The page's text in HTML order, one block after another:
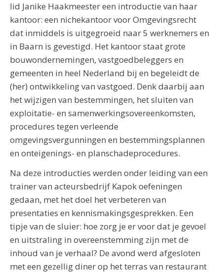
lid Janike Haakmeester een introductie van haar
kantoor: een nichekantoor voor Omgevingsrecht
dat inmiddels is uitgegroeid naar 5 werknemers en
in Baarn is gevestigd. Het kantoor staat grote
bouwondernemingen, vastgoedbeleggers en
gemeenten in heel Nederland bij en begeleidt de
(her) ontwikkeling van vastgoed. Denk daarbij aan
het wijzigen van bestemmingen, het sluiten van
exploitatie- en samenwerkingsovereenkomsten,
procedures tegen verleende
omgevingsvergunningen en bestemmingsplannen
en onteigenings- en planschadeprocedures.
Na deze introducties werden onder leiding van een
trainer van acteursbedrijf Kapok oefeningen
gedaan, met het doel het verbeteren van
presentaties en kennismakingsgesprekken. Een
tipje van de sluier: hoe zorg je er voor dat je gevoel
en uitstraling in overeenstemming zijn met de
inhoud van je verhaal? De avond werd afgesloten
met een gezellig diner op het terras van restaurant